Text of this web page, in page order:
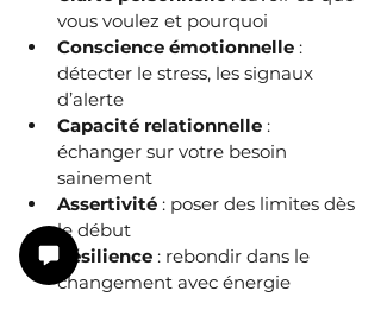
vous voulez et pourquoi
Conscience émotionnelle :
détecter le stress, les signaux
d’alerte
Capacité relationnelle :
échanger sur votre besoin
sainement
Assertivité : poser des limites dès
le début
Résilience : rebondir dans le
changement avec énergie